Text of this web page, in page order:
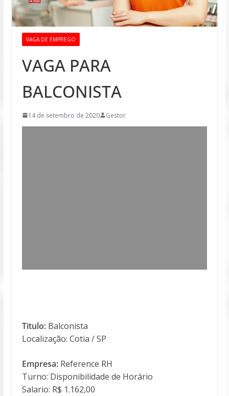
VAGA DE EMPREGO
VAGA PARA
BALCONISTA
14 de setembro de 2020 Gestor
Titulo:Balconista
Localização: Cotia / SP
Empresa:Reference RH
Turno: Disponibilidade de Horário
Salario: R$ 1.162,00